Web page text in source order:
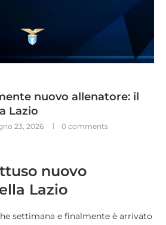
nuovo allenatore: il
Lazio
23, 2026
0 comments
nuovo
Lazio
settimana e finalmente è arrivato